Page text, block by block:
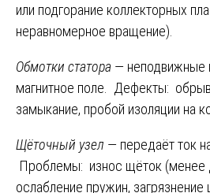
или подгорание коллекторных
неравномерное вращение).
Обмотки статора — неподвижные
магнитное поле. Дефекты:
замыкание, пробой изоляции на
Щёточный узел — передаёт ток
Проблемы: износ щёток (менее
ослабление пружин,